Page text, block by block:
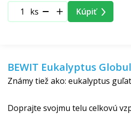
ks
Kúpiť
BEWIT Eukalyptus
Známy tiež ako: eukalyptus
Doprajte svojmu telu celkovú